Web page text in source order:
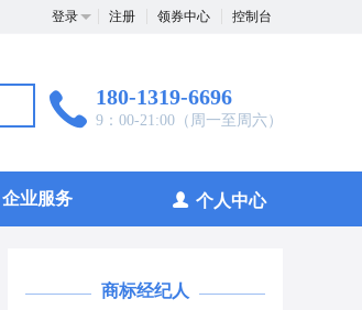
登录 注册 领券中心 控制台
180-1319-6696
9：00-21:00（周一至周六）
企业服务 个人中心
商标经纪人